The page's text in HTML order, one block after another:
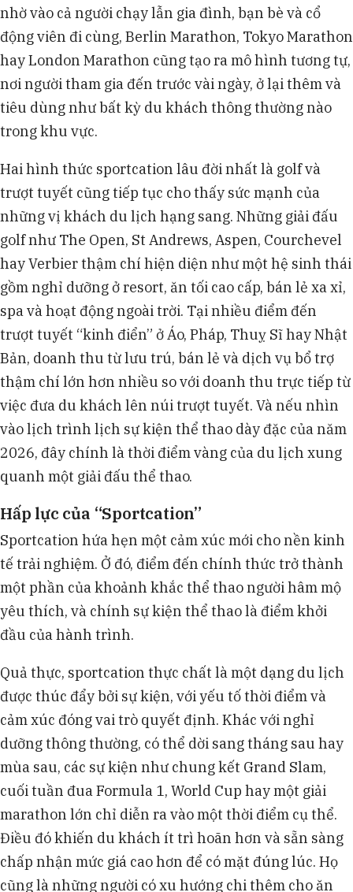
nhờ vào cả người chạy lẫn gia đình, bạn bè và cổ
động viên đi cùng, Berlin Marathon, Tokyo Marathon
hay London Marathon cũng tạo ra mô hình tương tự,
nơi người tham gia đến trước vài ngày, ở lại thêm và
tiêu dùng như bất kỳ du khách thông thường nào
trong khu vực.
Hai hình thức sportcation lâu đời nhất là golf và
trượt tuyết cũng tiếp tục cho thấy sức mạnh của
những vị khách du lịch hạng sang. Những giải đấu
golf như The Open, St Andrews, Aspen, Courchevel
hay Verbier thậm chí hiện diện như một hệ sinh thái
gồm nghỉ dưỡng ở resort, ăn tối cao cấp, bán lẻ xa xỉ,
spa và hoạt động ngoài trời. Tại nhiều điểm đến
trượt tuyết “kinh điển” ở Áo, Pháp, Thuỵ Sĩ hay Nhật
Bản, doanh thu từ lưu trú, bán lẻ và dịch vụ bổ trợ
thậm chí lớn hơn nhiều so với doanh thu trực tiếp từ
việc đưa du khách lên núi trượt tuyết. Và nếu nhìn
vào lịch trình lịch sự kiện thể thao dày đặc của năm
2026, đây chính là thời điểm vàng của du lịch xung
quanh một giải đấu thể thao.
Hấp lực của “Sportcation”
Sportcation hứa hẹn một cảm xúc mới cho nền kinh
tế trải nghiệm. Ở đó, điểm đến chính thức trở thành
một phần của khoảnh khắc thể thao người hâm mộ
yêu thích, và chính sự kiện thể thao là điểm khởi
đầu của hành trình.
Quả thực, sportcation thực chất là một dạng du lịch
được thúc đẩy bởi sự kiện, với yếu tố thời điểm và
cảm xúc đóng vai trò quyết định. Khác với nghỉ
dưỡng thông thường, có thể dời sang tháng sau hay
mùa sau, các sự kiện như chung kết Grand Slam,
cuối tuần đua Formula 1, World Cup hay một giải
marathon lớn chỉ diễn ra vào một thời điểm cụ thể.
Điều đó khiến du khách ít trì hoãn hơn và sẵn sàng
chấp nhận mức giá cao hơn để có mặt đúng lúc. Họ
cũng là những người có xu hướng chi thêm cho ăn